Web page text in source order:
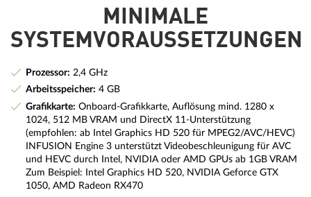
MINIMALE
SYSTEMVORAUSSETZUNGEN
Prozessor: 2,4 GHz
Arbeitsspeicher: 4 GB
Grafikkarte: Onboard-Grafikkarte, Auflösung mind. 1280 x
1024, 512 MB VRAM und DirectX 11-Unterstützung
(empfohlen: ab Intel Graphics HD 520 für MPEG2/AVC/HEVC)
INFUSION Engine 3 unterstützt Videobeschleunigung für AVC
und HEVC durch Intel, NVIDIA oder AMD GPUs ab 1GB VRAM
Zum Beispiel: Intel Graphics HD 520, NVIDIA Geforce GTX
1050, AMD Radeon RX470